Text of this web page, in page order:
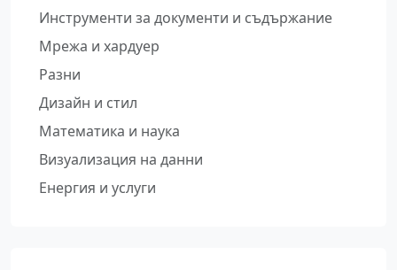
Инструменти за документи и съдържание
Мрежа и хардуер
Разни
Дизайн и стил
Математика и наука
Визуализация на данни
Енергия и услуги